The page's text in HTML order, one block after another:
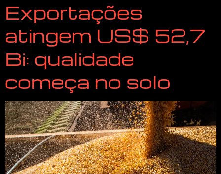
Exportações
atingem US$ 52,7
Bi: qualidade
começa no solo